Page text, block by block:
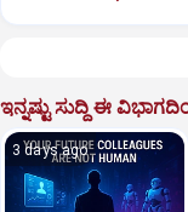
ಇನ್ನಷ್ಟು ಸುದ್ದಿ ಈ
3 days ago